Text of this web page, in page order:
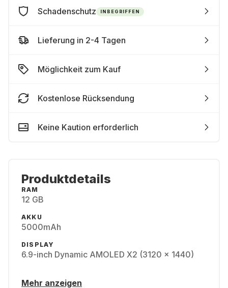
Schadenschutz INBEGRIFFEN
Lieferung in 2-4 Tagen
Möglichkeit zum Kauf
Kostenlose Rücksendung
Keine Kaution erforderlich
Produktdetails
RAM
12 GB
AKKU
5000mAh
DISPLAY
6.9-inch Dynamic AMOLED X2 (3120 x 1440)
Mehr anzeigen